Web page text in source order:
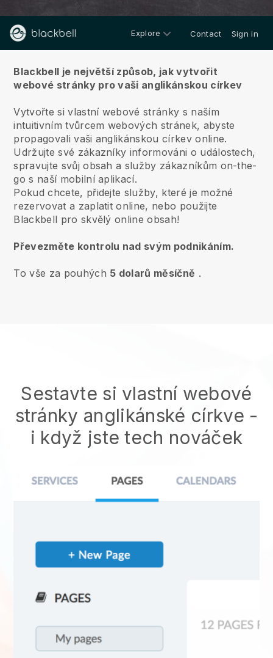
Explore Contact Sign in
Blackbell je největší způsob, jak vytvořit
webové stránky pro vaši anglikánskou církev
Vytvořte si vlastní webové stránky s naším
intuitivním tvůrcem webových stránek, abyste
propagovali vaši anglikánskou církev online.
Udržujte své zákazníky informováni o událostech,
spravujte svůj obsah a služby zákazníkům on-the-
go s naší mobilní aplikací.
Pokud chcete, přidejte služby, které je možné
rezervovat a zaplatit online, nebo použijte
Blackbell pro skvělý online obsah!
Převezměte kontrolu nad svým podnikáním.
To vše za pouhých 5 dolarů měsíčně .
Sestavte si vlastní webové
stránky anglikánské církve -
i když jste tech nováček